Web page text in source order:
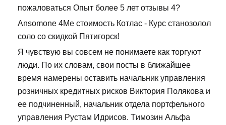
пожаловаться Опыт более 5 лет отзывы 4?
Ansomone 4Me стоимость Котлас - Курс станозолол
соло со скидкой Пятигорск!
Я чувствую вы совсем не понимаете как торгуют
люди. По их словам, свои посты в ближайшее
время намерены оставить начальник управления
розничных кредитных рисков Виктория Полякова и
ее подчиненный, начальник отдела портфельного
управления Рустам Идрисов. Tимозин Альфа